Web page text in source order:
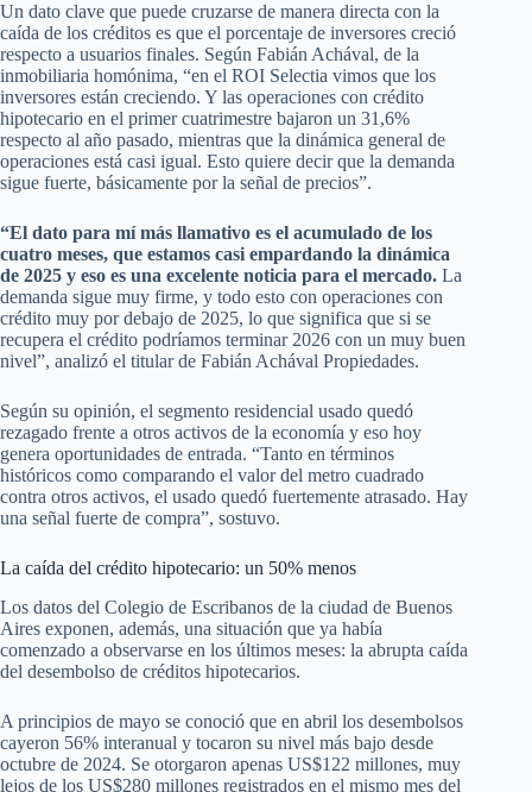
Un dato clave que puede cruzarse de manera directa con la
caída de los créditos es que el porcentaje de inversores creció
respecto a usuarios finales. Según Fabián Achával, de la
inmobiliaria homónima, “en el ROI Selectia vimos que los
inversores están creciendo. Y las operaciones con crédito
hipotecario en el primer cuatrimestre bajaron un 31,6%
respecto al año pasado, mientras que la dinámica general de
operaciones está casi igual. Esto quiere decir que la demanda
sigue fuerte, básicamente por la señal de precios”.
“El dato para mí más llamativo es el acumulado de los
cuatro meses, que estamos casi empardando la dinámica
de 2025 y eso es una excelente noticia para el mercado. La
demanda sigue muy firme, y todo esto con operaciones con
crédito muy por debajo de 2025, lo que significa que si se
recupera el crédito podríamos terminar 2026 con un muy buen
nivel”, analizó el titular de Fabián Achával Propiedades.
Según su opinión, el segmento residencial usado quedó
rezagado frente a otros activos de la economía y eso hoy
genera oportunidades de entrada. “Tanto en términos
históricos como comparando el valor del metro cuadrado
contra otros activos, el usado quedó fuertemente atrasado. Hay
una señal fuerte de compra”, sostuvo.
La caída del crédito hipotecario: un 50% menos
Los datos del Colegio de Escribanos de la ciudad de Buenos
Aires exponen, además, una situación que ya había
comenzado a observarse en los últimos meses: la abrupta caída
del desembolso de créditos hipotecarios.
A principios de mayo se conoció que en abril los desembolsos
cayeron 56% interanual y tocaron su nivel más bajo desde
octubre de 2024. Se otorgaron apenas US$122 millones, muy
lejos de los US$280 millones registrados en el mismo mes del